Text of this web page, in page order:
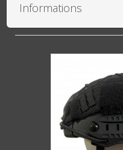
Informations